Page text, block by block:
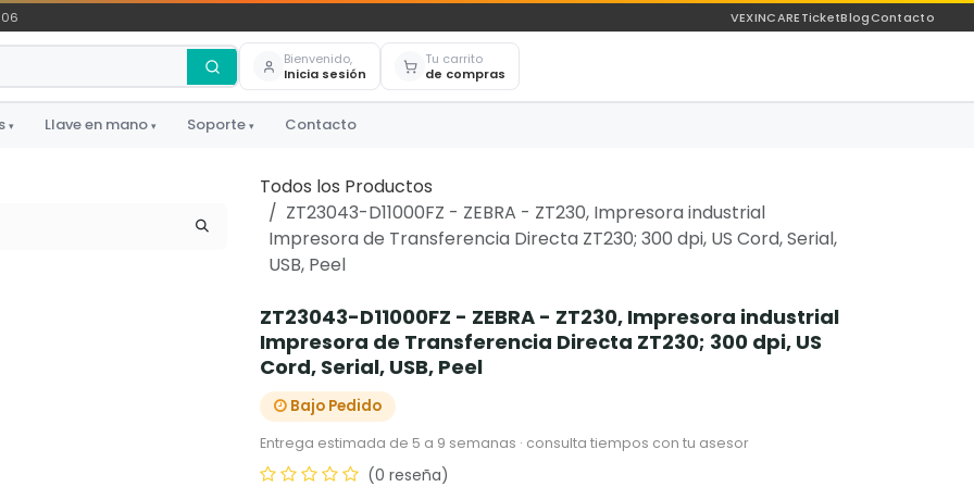
VEXINCARETicketBlogContacto
Bienvenido,
Inicia sesión
Tu carrito
de compras
▾ Llave en mano ▾ Soporte ▾ Contacto
Todos los Productos
ZT23043-D11000FZ - ZEBRA - ZT230, Impresora industrial
Impresora de Transferencia Directa ZT230; 300 dpi, US Cord, Serial,
USB, Peel
ZT23043-D11000FZ - ZEBRA - ZT230, Impresora industrial
Impresora de Transferencia Directa ZT230; 300 dpi, US
Cord, Serial, USB, Peel
Bajo Pedido
Entrega estimada de 5 a 9 semanas · consulta tiempos con tu asesor
(0 reseña)